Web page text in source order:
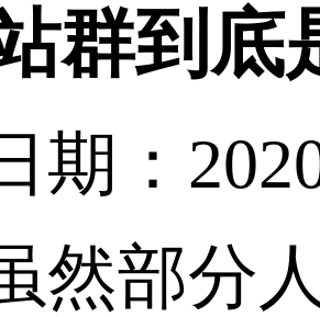
群到底
期：
部分人